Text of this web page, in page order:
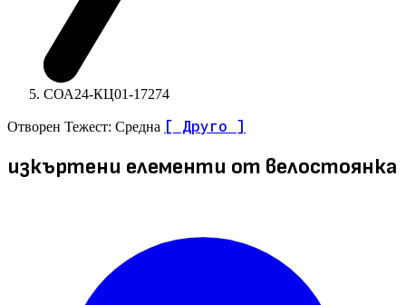
СОА24-КЦ01-17274
Отворен Тежест: Средна [ Друго ]
изкъртени елементи от велостоянка